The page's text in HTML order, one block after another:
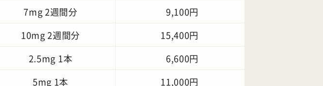
7mg 2週間分
9,100円
10mg 2週間分
15,400円
2.5mg 1本
6,600円
5mg 1本
11,000円